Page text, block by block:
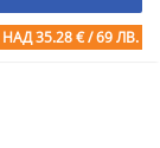
НАД 35.28 € / 69 ЛВ.